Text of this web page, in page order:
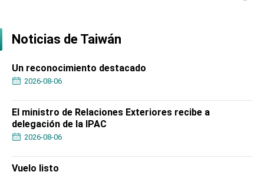
Noticias de Taiwán
Un reconocimiento destacado
2026-08-06
El ministro de Relaciones Exteriores recibe a
delegación de la IPAC
2026-08-06
Vuelo listo